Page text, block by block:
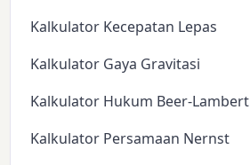
Kalkulator Kecepatan Lepas
Kalkulator Gaya Gravitasi
Kalkulator Hukum Beer-Lambert
Kalkulator Persamaan Nernst